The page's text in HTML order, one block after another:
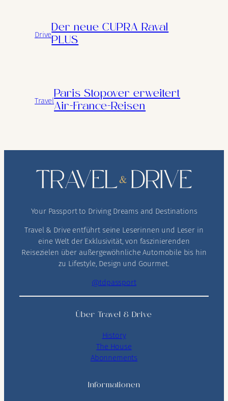
Drive
Der neue CUPRA Raval
PLUS
Travel
Paris Stopover erweitert
Air-France-Reisen
Your Passport to Driving Dreams and Destinations
Travel & Drive entführt seine Leserinnen und Leser in
eine Welt der Exklusivität, von faszinierenden
Reisezielen über außergewöhnliche Automobile bis hin
zu Lifestyle, Design und Gourmet.
@tdpassport
Über Travel & Drive
History
The House
Abonnements
Informationen